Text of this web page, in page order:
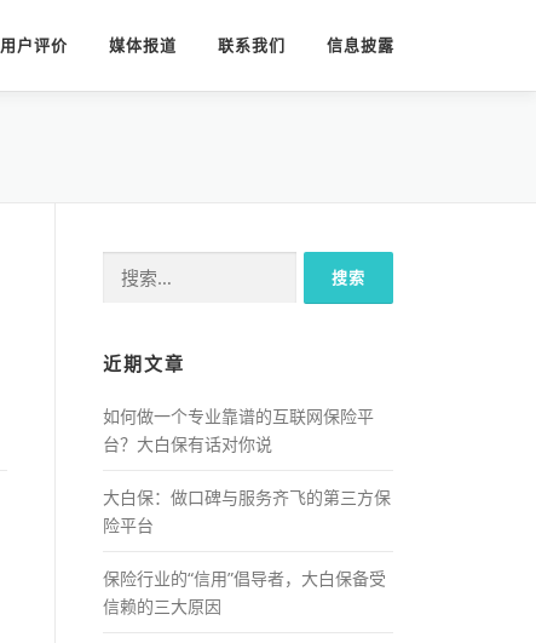
用户评价 媒体报道 联系我们 信息披露
搜索：
近期文章
如何做一个专业靠谱的互联网保险平
台？大白保有话对你说
大白保：做口碑与服务齐飞的第三方保
险平台
保险行业的“信用”倡导者，大白保备受
信赖的三大原因